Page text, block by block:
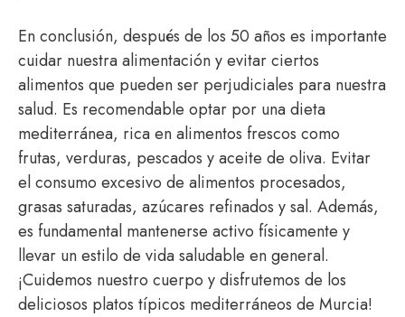
En conclusión, después de los 50 años es importante
cuidar nuestra alimentación y evitar ciertos
alimentos que pueden ser perjudiciales para nuestra
salud. Es recomendable optar por una dieta
mediterránea, rica en alimentos frescos como
frutas, verduras, pescados y aceite de oliva. Evitar
el consumo excesivo de alimentos procesados,
grasas saturadas, azúcares refinados y sal. Además,
es fundamental mantenerse activo físicamente y
llevar un estilo de vida saludable en general.
¡Cuidemos nuestro cuerpo y disfrutemos de los
deliciosos platos típicos mediterráneos de Murcia!